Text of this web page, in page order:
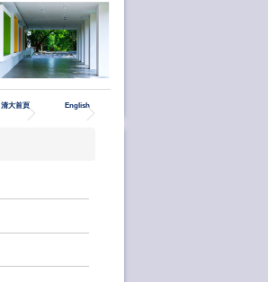
清大首頁 English